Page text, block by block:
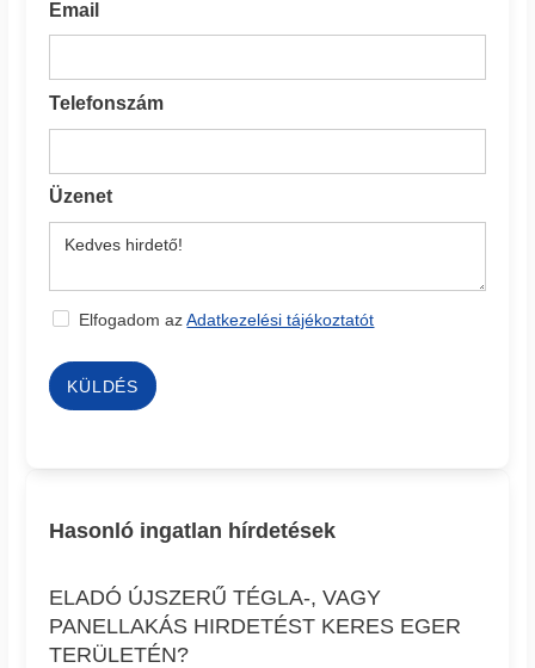
Email
Telefonszám
Üzenet
Elfogadom azAdatkezelési tájékoztatót
KÜLDÉS
Hasonló ingatlan hírdetések
ELADÓ ÚJSZERŰ TÉGLA-, VAGY
PANELLAKÁS HIRDETÉST KERES EGER
TERÜLETÉN?